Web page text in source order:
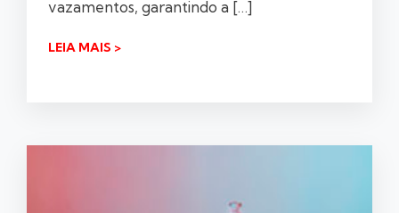
vazamentos, garantindo a […]
LEIA MAIS >